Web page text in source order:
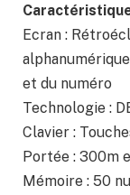
Ecran :
et du numéro
Technologie :
Clavier :
Portée : 300m
Mémoire : 50